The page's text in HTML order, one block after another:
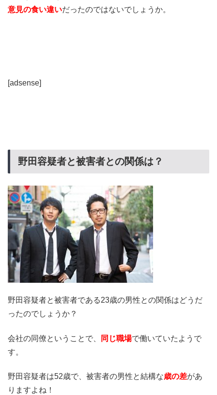
意見の食い違いだったのではないでしょうか。
[adsense]
野田容疑者と被害者との関係は？
野田容疑者と被害者である23歳の男性との関係はどうだ
ったのでしょうか？
会社の同僚ということで、 同じ職場で働いていたようで
す。
野田容疑者は52歳で、被害者の男性と結構な歳の差があ
りますよね！